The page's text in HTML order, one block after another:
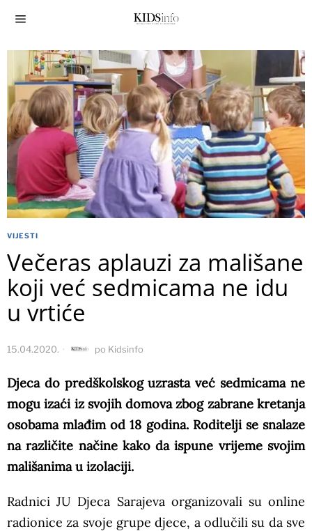
VIJESTI
Večeras aplauzi za mališane
koji već sedmicama ne idu
u vrtiće
15.04.2020. po Kidsinfo
Djeca do predškolskog uzrasta već sedmicama ne
mogu izaći iz svojih domova zbog zabrane kretanja
osobama mlađim od 18 godina. Roditelji se snalaze
na različite načine kako da ispune vrijeme svojim
mališanima u izolaciji.
Radnici JU Djeca Sarajeva organizovali su online
radionice za svoje grupe djece, a odlučili su da sve